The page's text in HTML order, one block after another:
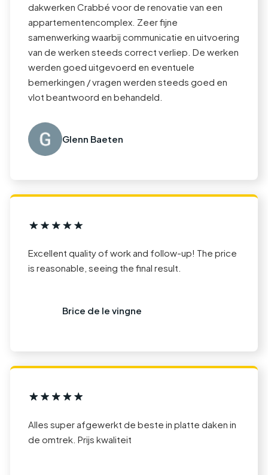
dakwerken Crabbé voor de renovatie van een
appartementencomplex. Zeer fijne
samenwerking waarbij communicatie en uitvoering
van de werken steeds correct verliep. De werken
werden goed uitgevoerd en eventuele
bemerkingen / vragen werden steeds goed en
vlot beantwoord en behandeld.
Glenn Baeten
Excellent quality of work and follow-up! The price
is reasonable, seeing the final result.
Brice de le vingne
Alles super afgewerkt de beste in platte daken in
de omtrek. Prijs kwaliteit